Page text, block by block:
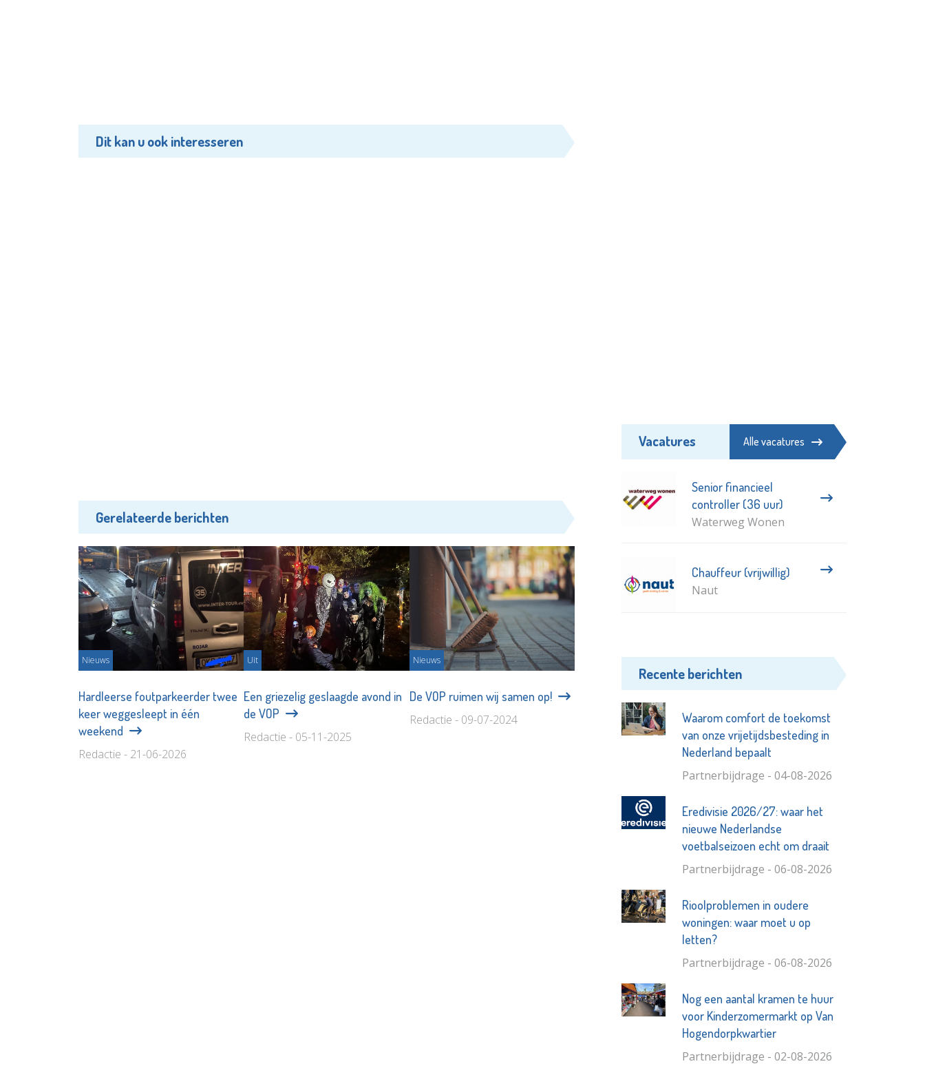
Dit kan u ook interesseren
Gerelateerde berichten
Nieuws
Hardleerse foutparkeerder twee
keer weggesleept in één
weekend
Redactie - 21-06-2026
Uit
Een griezelig geslaagde avond in
de VOP
Redactie - 05-11-2025
Nieuws
De VOP ruimen wij samen op!
Redactie - 09-07-2024
Vacatures Alle vacatures
Senior financieel
controller (36 uur)
Waterweg Wonen
Chauffeur (vrijwillig)
Naut
Recente berichten
Waarom comfort de toekomst
van onze vrijetijdsbesteding in
Nederland bepaalt
Partnerbijdrage - 04-08-2026
Eredivisie 2026/27: waar het
nieuwe Nederlandse
voetbalseizoen echt om draait
Partnerbijdrage - 06-08-2026
Rioolproblemen in oudere
woningen: waar moet u op
letten?
Partnerbijdrage - 06-08-2026
Nog een aantal kramen te huur
voor Kinderzomermarkt op Van
Hogendorpkwartier
Partnerbijdrage - 02-08-2026